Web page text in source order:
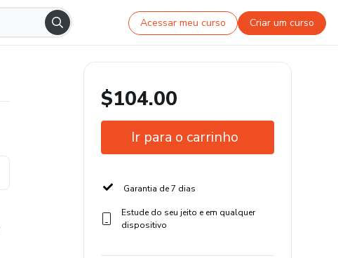
Acessar meu curso Criar um curso
$104.00
Ir para o carrinho
Garantia de 7 dias
Estude do seu jeito e em qualquer
dispositivo